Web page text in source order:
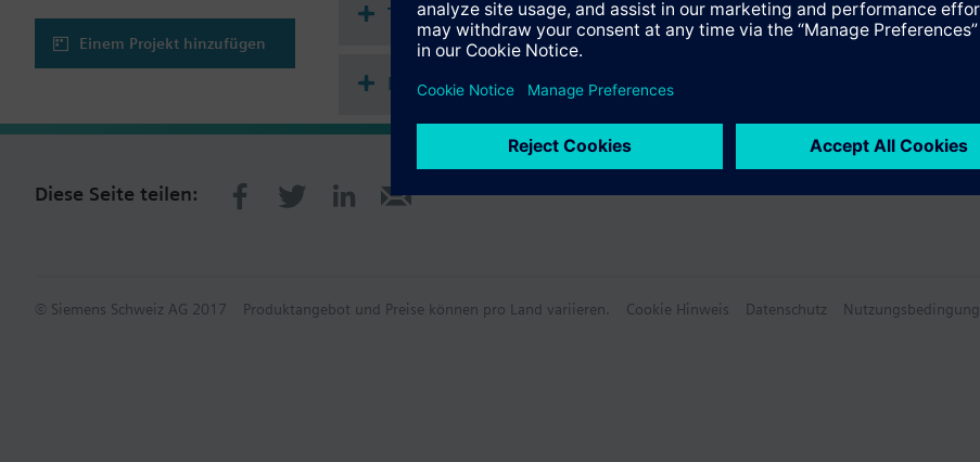
Einem Projekt hinzufügen
Technische Daten
Passende Front Module
Diese Seite teilen:
© Siemens Schweiz AG 2017 Produktangebot und Preise können pro Land variieren. Cookie Hinweis Datenschutz